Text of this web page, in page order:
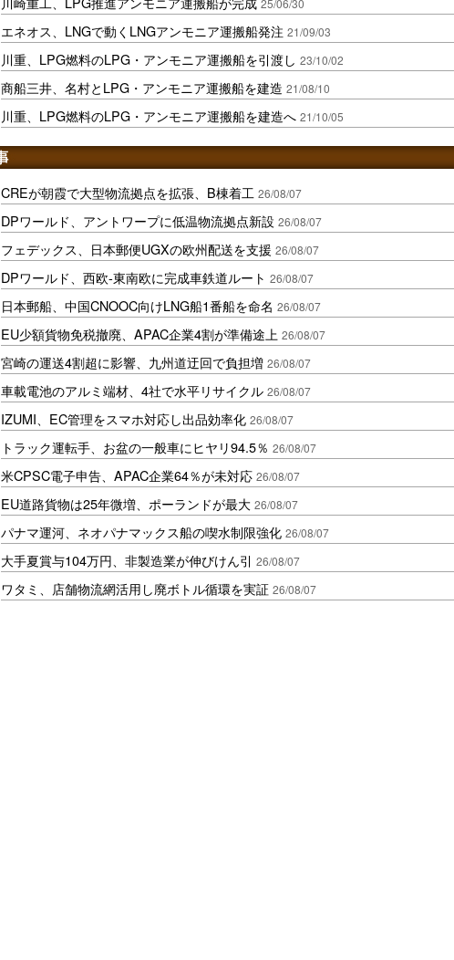
25/06/30
エネオス、LNGで動くLNGアンモニア運搬船発注 21/09/03
川重、LPG燃料のLPG・アンモニア運搬船を引渡し 23/10/02
商船三井、名村とLPG・アンモニア運搬船を建造 21/08/10
川重、LPG燃料のLPG・アンモニア運搬船を建造へ 21/10/05
CREが朝霞で大型物流拠点を拡張、B棟着工 26/08/07
DPワールド、アントワープに低温物流拠点新設 26/08/07
フェデックス、日本郵便UGXの欧州配送を支援 26/08/07
DPワールド、西欧-東南欧に完成車鉄道ルート 26/08/07
日本郵船、中国CNOOC向けLNG船1番船を命名 26/08/07
EU少額貨物免税撤廃、APAC企業4割が準備途上 26/08/07
宮崎の運送4割超に影響、九州道迂回で負担増 26/08/07
車載電池のアルミ端材、4社で水平リサイクル 26/08/07
IZUMI、EC管理をスマホ対応し出品効率化 26/08/07
トラック運転手、お盆の一般車にヒヤリ94.5％ 26/08/07
米CPSC電子申告、APAC企業64％が未対応 26/08/07
EU道路貨物は25年微増、ポーランドが最大 26/08/07
パナマ運河、ネオパナマックス船の喫水制限強化 26/08/07
大手夏賞与104万円、非製造業が伸びけん引 26/08/07
ワタミ、店舗物流網活用し廃ボトル循環を実証 26/08/07